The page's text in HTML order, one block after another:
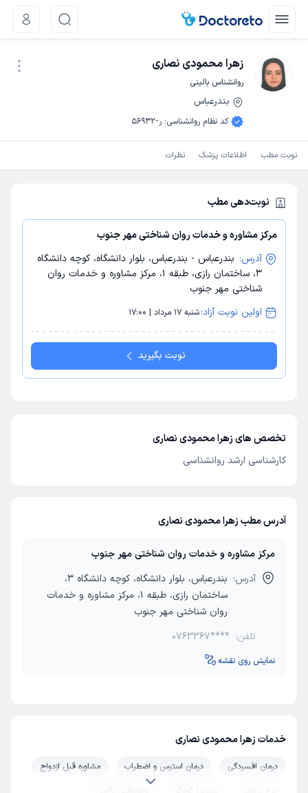
زهرا محمودی نصاری
روانشناس بالینی
بندرعباس
کد نظام روانشناسی: ر-56932
نوبت مطب اطلاعات پزشک نظرات
نوبت‌دهی مطب
مرکز مشاوره و خدمات روان شناختی مهر جنوب
آدرس: بندرعباس - بندرعباس، بلوار دانشگاه، کوچه دانشگاه
3، ساختمان رازی، طبقه 1، مرکز مشاوره و خدمات روان
شناختی مهر جنوب
اولین نوبت آزاد:شنبه 17 مرداد | 17:00
نوبت بگیرید
تخصص های زهرا محمودی نصاری
کارشناسی ارشد روانشناسی
آدرس مطب زهرا محمودی نصاری
مرکز مشاوره و خدمات روان شناختی مهر جنوب
آدرس:
بندرعباس، بلوار دانشگاه، کوچه دانشگاه 3،
ساختمان رازی، طبقه 1، مرکز مشاوره و خدمات
روان شناختی مهر جنوب
تلفن: 0763367****
نمایش روی نقشه
خدمات زهرا محمودی نصاری
درمان افسردگی درمان استرس و اضطراب
مشاوره قبل ازدواج